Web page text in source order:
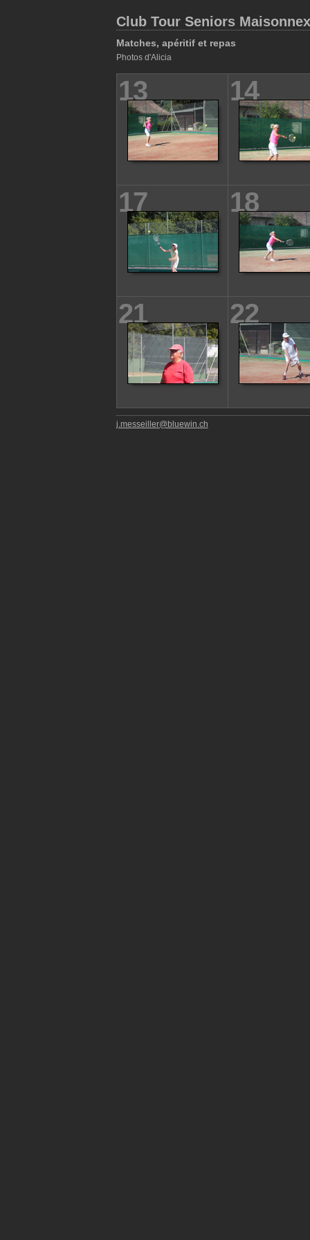
Club Tour Seniors
Matches, apéritif et repas
Photos d'Alicia
13 14
17 18
21 22
j.messeiller@bluewin.ch